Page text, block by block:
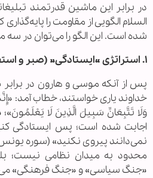
در برابر این ماشین قدرتمند
السلام الگویی از مقاومت را
شده است. این الگو را می‌توان در سه
۱. استراتژی «ایستادگی» (صبر و استقامت)
پس از آنکه موسی و هارون در برابر
خداوند یاری خواستند، خطاب آمد:
وَلَا تَتَّبِعَانِّ سَبِیلَ الَّذِینَ لَا
اجابت شده است؛ پس ایستادگی
محدود به میدان نظامی نیست؛
«جنگ سیاسی» و «جنگ فرهنگی»